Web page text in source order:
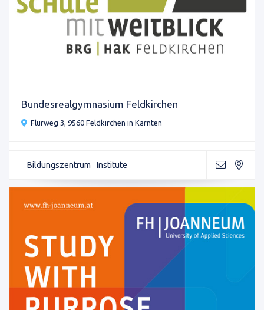
Bundesrealgymnasium Feldkirchen
Flurweg 3, 9560 Feldkirchen in Kärnten
Bildungszentrum Institute